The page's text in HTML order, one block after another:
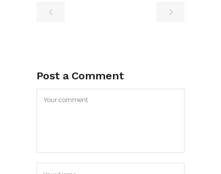
Post a Comment